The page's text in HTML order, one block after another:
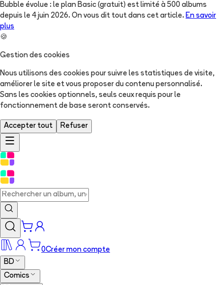
Bubble évolue : le plan Basic (gratuit) est limité à 500 albums
depuis le 4 juin 2026. On vous dit tout dans cet article. En savoir
plus
🍪
Gestion des cookies
Nous utilisons des cookies pour suivre les statistiques de visite,
améliorer le site et vous proposer du contenu personnalisé.
Sans les cookies optionnels, seuls ceux requis pour le
fonctionnement de base seront conservés.
Accepter tout Refuser
0Créer mon compte
BD
Comics